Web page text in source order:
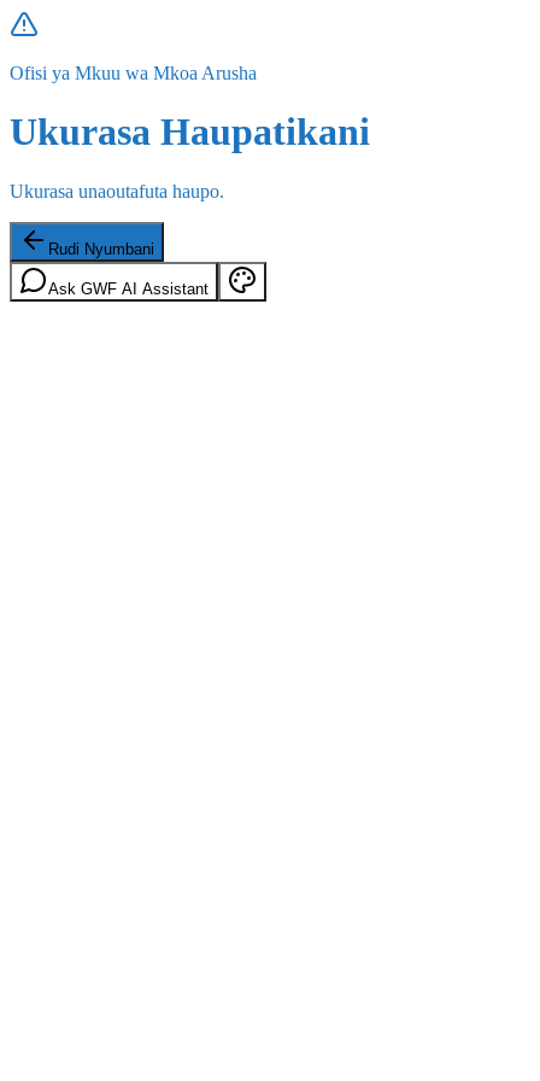
Ofisi ya Mkuu wa Mkoa Arusha
Ukurasa Haupatikani
Ukurasa unaoutafuta haupo.
Rudi Nyumbani
Ask GWF AI Assistant